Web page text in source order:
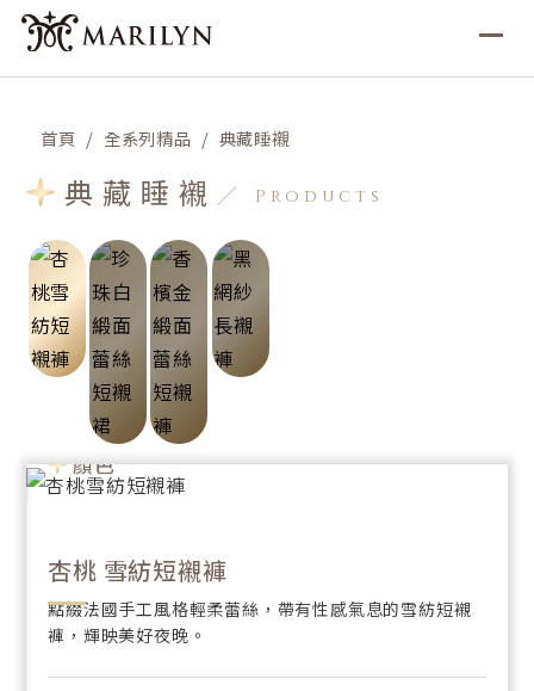
典藏睡襯 Products
首頁 全系列精品 典藏睡襯
杏桃 雪紡短襯褲
點綴法國手工風格輕柔蕾絲，帶有性感氣息的雪紡短襯
褲，輝映美好夜晚。
珍珠白 緞面蕾絲短襯裙
精緻法式手工蕾絲，輕柔觸感點綴唯美剪裁雪紡短襯
裙，增添夜晚的浪漫氣息。
顏色
香檳金 緞面蕾絲短襯褲
緞面絲滑觸感，搭配浪漫法式手工蕾絲，完美輕貼肌
膚，為特別的夜晚增添溫柔。
顏色
黑 網紗長襯褲
完美落地長度，微透光細質網紗設計，輕貼柔膚，伴你
浪美夜晚與柔情晨曦。
顏色